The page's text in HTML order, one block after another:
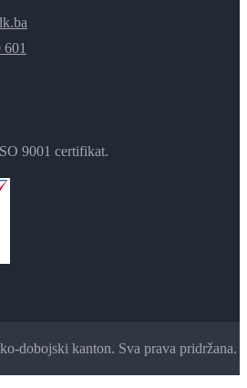
601
9001 certifikat.
dobojski kanton. Sva prava pridržana.